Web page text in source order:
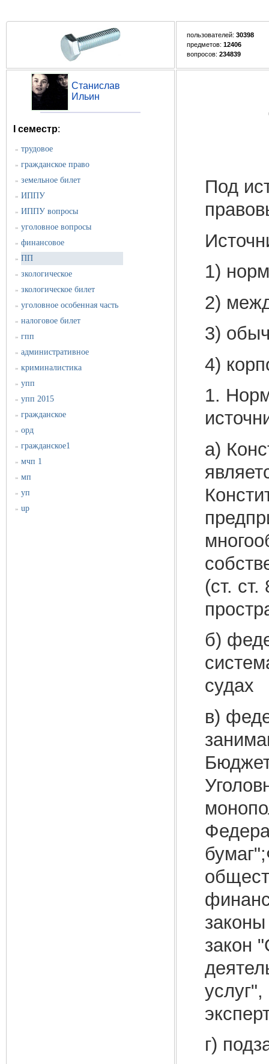
пользователей: 30398
предметов: 12406
вопросов: 234839
Станислав
Ильин
I семестр:
» трудовое
» гражданское право
» земельное билет
» ИППУ
» ИППУ вопросы
» уголовное вопросы
» финансовое
» ПП
» зкологическое
» зкологическое билет
» уголовное особенная часть
» налоговое билет
» гпп
» административное
» криминалистика
» упп
» упп 2015
» гражданское
» орд
» гражданское1
» мчп 1
» мп
» уп
» up
Под
1)
2)
3)
4)
1.
а)
(ст.
б)
судах
в)
закон
г)